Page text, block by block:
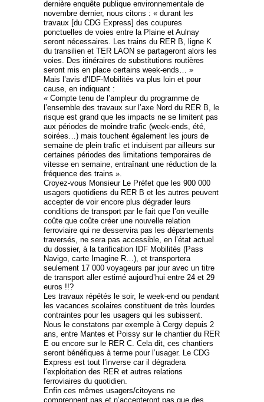
dernière enquête publique environnementale de
novembre dernier, nous citons : « durant les
travaux [du CDG Express] des coupures
ponctuelles de voies entre la Plaine et Aulnay
seront nécessaires. Les trains du RER B, ligne K
du transilien et TER LAON se partageront alors les
voies. Des itinéraires de substitutions routières
seront mis en place certains week-ends… »
Mais l’avis d’IDF-Mobilités va plus loin et pour
cause, en indiquant :
« Compte tenu de l’ampleur du programme de
l’ensemble des travaux sur l’axe Nord du RER B, le
risque est grand que les impacts ne se limitent pas
aux périodes de moindre trafic (week-ends, été,
soirées…) mais touchent également les jours de
semaine de plein trafic et induisent par ailleurs sur
certaines périodes des limitations temporaires de
vitesse en semaine, entraînant une réduction de la
fréquence des trains ».
Croyez-vous Monsieur Le Préfet que les 900 000
usagers quotidiens du RER B et les autres peuvent
accepter de voir encore plus dégrader leurs
conditions de transport par le fait que l’on veuille
coûte que coûte créer une nouvelle relation
ferroviaire qui ne desservira pas les départements
traversés, ne sera pas accessible, en l’état actuel
du dossier, à la tarification IDF Mobilités (Pass
Navigo, carte Imagine R…), et transportera
seulement 17 000 voyageurs par jour avec un titre
de transport aller estimé aujourd’hui entre 24 et 29
euros !!?
Les travaux répétés le soir, le week-end ou pendant
les vacances scolaires constituent de très lourdes
contraintes pour les usagers qui les subissent.
Nous le constatons par exemple à Cergy depuis 2
ans, entre Mantes et Poissy sur le chantier du RER
E ou encore sur le RER C. Cela dit, ces chantiers
seront bénéfiques à terme pour l’usager. Le CDG
Express est tout l’inverse car il dégradera
l’exploitation des RER et autres relations
ferroviaires du quotidien.
Enfin ces mêmes usagers/citoyens ne
comprennent pas et n’accepteront pas que des